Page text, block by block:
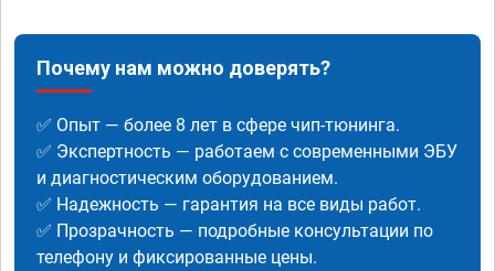
Почему нам можно доверять?
✅ Опыт — более 8 лет в сфере чип-тюнинга.
✅ Экспертность — работаем с современными ЭБУ
и диагностическим оборудованием.
✅ Надежность — гарантия на все виды работ.
✅ Прозрачность — подробные консультации по
телефону и фиксированные цены.